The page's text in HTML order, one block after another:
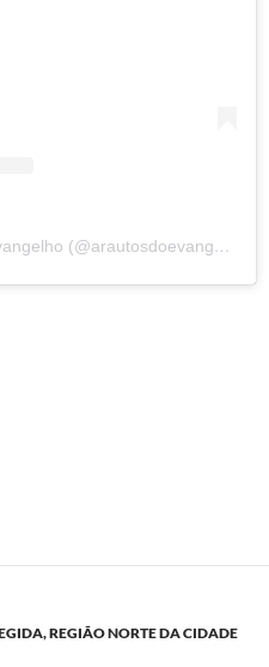
A post shared by Arautos do Evangelho (@arautosdoevangelho)
REGIÃO NORTE DA CIDADE